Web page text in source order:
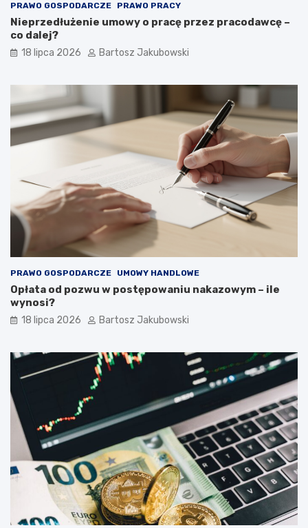
PRAWO GOSPODARCZE PRAWO PRACY
Nieprzedłużenie umowy o pracę przez pracodawcę –
co dalej?
18 lipca 2026 Bartosz Jakubowski
PRAWO GOSPODARCZE UMOWY HANDLOWE
Opłata od pozwu w postępowaniu nakazowym – ile
wynosi?
18 lipca 2026 Bartosz Jakubowski